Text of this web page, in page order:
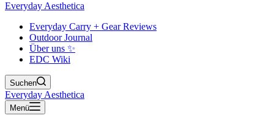
Everyday Aesthetica
Everyday Carry + Gear Reviews
Outdoor Journal
Über uns ✨
EDC Wiki
Suchen
Everyday Aesthetica
Menü